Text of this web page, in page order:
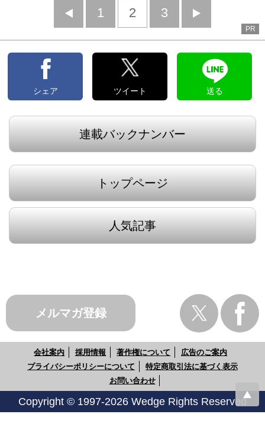
前
へ
1 2 3
へ
PR
シェア ツイート 送る
連載バックナンバー
トップページ
人気記事
メルマガ登録
会社案内 採用情報 著作権について
広告のご案内
プライバシーポリシーについて
特定商取引法に基づく表示
お問い合わせ
Copyright © 1997-2026 Wedge Rights Reserved